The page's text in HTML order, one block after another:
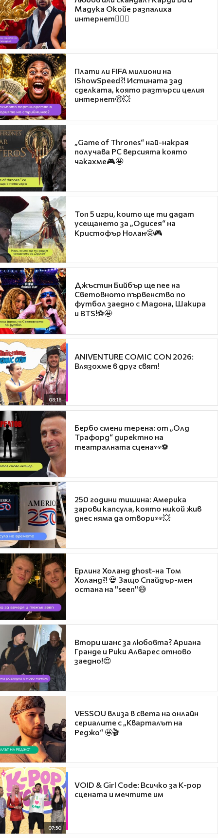
Мадука Окойе разпалиха
интернет❤️‍🔥🔥
Плати ли FIFA милиони на
IShowSpeed?! Истината зад
сделката, която разтърси целия
интернет🤑💥
„Game of Thrones“ най-накрая
получава PC версията която
чакахме🎮🤩
Топ 5 игри, които ще ти дадат
усещането за „Одисея“ на
Кристофър Нолан🤩🎮
Джъстин Бийбър ще пее на
Световното първенство по
футбол заедно с Мадона, Шакира
и BTS!⚽🤩
08:16
ANIVENTURE COMIC CON 2026:
Влязохме в друг свят!
Бербо смени терена: от „Олд
Трафорд“ директно на
театралната сцена👀⚽
250 години тишина: Америка
зарови капсула, която никой жив
днес няма да отвори👀💥
Ерлинг Холанд ghost-на Том
Холанд?! 💀 Защо Спайдър-мен
остана на "seen"😅
Втори шанс за любовта? Ариана
Гранде и Рики Алварес отново
заедно!😍
VESSOU влиза в света на онлайн
сериалите с „Кварталът на
Реджо“ 🤩🎬
07:50
VOID & Girl Code: Всичко за K-pop
сцената и мечтите им